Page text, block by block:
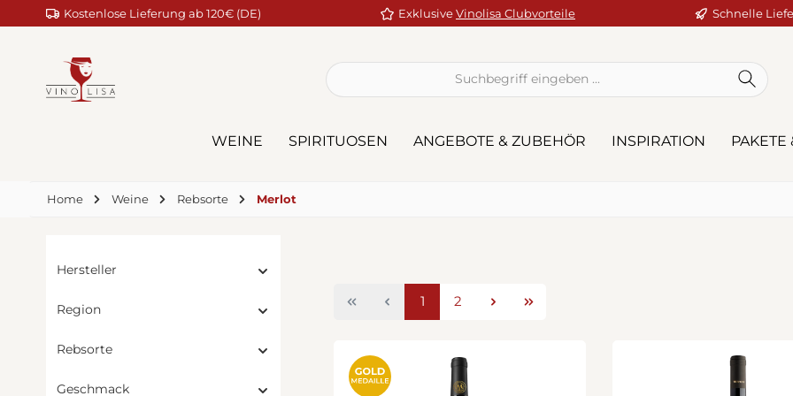
Hauptinhalt springen
Zur Suche springen
Zur Hauptnavigation springen
Kostenlose Lieferung ab 120€ (DE) ExklusiveVinolisa Clubvorteile Schnelle
WEINE SPIRITUOSEN ANGEBOTE & ZUBEHÖR INSPIRATION PAKETE
Home Weine Rebsorte Merlot
Hersteller
Region
Rebsorte
Geschmack
Seite
1 Seite
2